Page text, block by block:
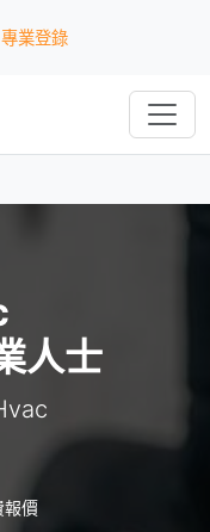
專業登錄
人士
報價